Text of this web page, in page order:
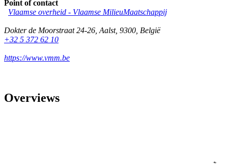
Point of contact
Vlaamse overheid - Vlaamse MilieuMaatschappij
Dokter de Moorstraat 24-26 Aalst, 9300 België
+32 5 372 62 10
https://www.vmm.be
Overviews